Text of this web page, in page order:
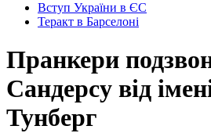
Вступ України в ЄС
Теракт в Барселоні
Пранкери
Сандерсу від
Тунберг